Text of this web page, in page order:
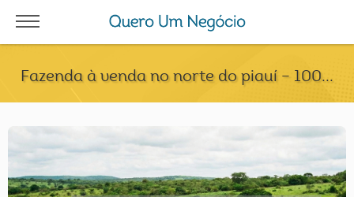
Fazenda à venda no norte do piauí – 100...